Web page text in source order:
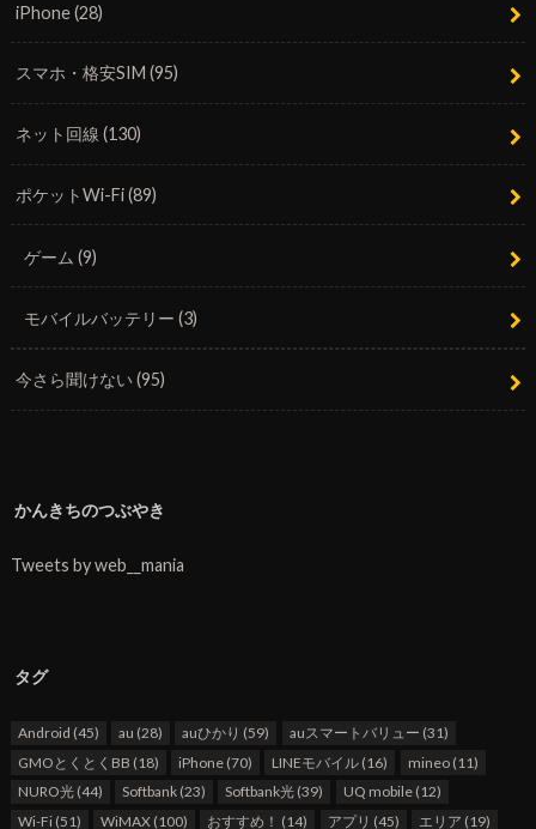
iPhone(28)
スマホ・格安SIM(95)
ネット回線(130)
ポケットWi-Fi(89)
ゲーム(9)
モバイルバッテリー(3)
今さら聞けない(95)
かんきちのつぶやき
Tweets by web__mania
タグ
Android (45) au (28) auひかり (59) auスマートバリュー (31)
GMOとくとくBB (18) iPhone (70) LINEモバイル (16) mineo(11)
NURO光(44) Softbank (23) Softbank光 (39) UQ mobile(12)
Wi-Fi(51) WiMAX (100) おすすめ！ (14) アプリ (45) エリア (19)